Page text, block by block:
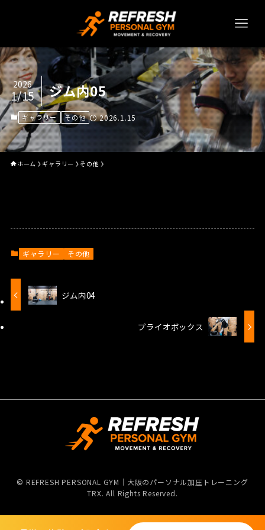
ジム内05
2026
1/15
ギャラリー その他 2026.1.15
ホーム ギャラリー その他
ギャラリー その他
ジム内04
プライオボックス
© REFRESH PERSONAL GYM｜大阪のパーソナル加圧トレーニング
TRX. All Rights Reserved.